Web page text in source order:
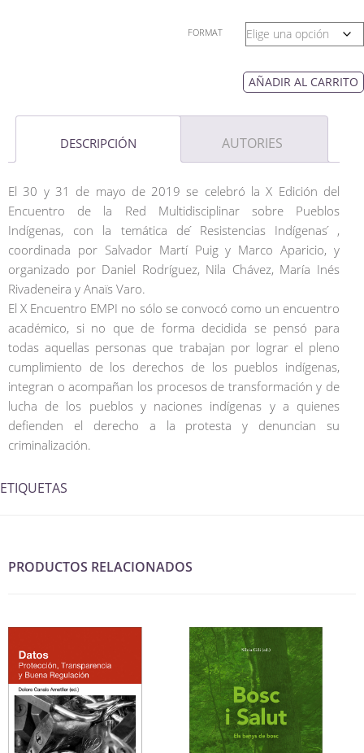
FORMAT
AÑADIR AL CARRITO
DESCRIPCIÓN AUTORIES
El 30 y 31 de mayo de 2019 se celebró la X Edición del
Encuentro de la Red Multidisciplinar sobre Pueblos
Indígenas, con la temática de ́Resistencias Indígenas ́,
coordinada por Salvador Martí Puig y Marco Aparicio, y
organizado por Daniel Rodríguez, Nila Chávez, María Inés
Rivadeneira y Anaïs Varo.
El X Encuentro EMPI no sólo se convocó como un encuentro
académico, si no que de forma decidida se pensó para
todas aquellas personas que trabajan por lograr el pleno
cumplimiento de los derechos de los pueblos indígenas,
integran o acompañan los procesos de transformación y de
lucha de los pueblos y naciones indígenas y a quienes
defienden el derecho a la protesta y denuncian su
criminalización.
ETIQUETAS
PRODUCTOS RELACIONADOS